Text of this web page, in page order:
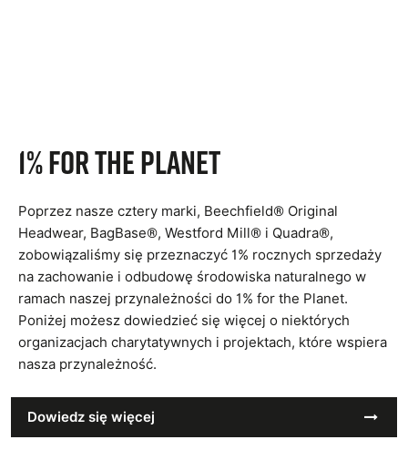
1% for the planet
Poprzez nasze cztery marki, Beechfield® Original
Headwear, BagBase®, Westford Mill® i Quadra®,
zobowiązaliśmy się przeznaczyć 1% rocznych sprzedaży
na zachowanie i odbudowę środowiska naturalnego w
ramach naszej przynależności do 1% for the Planet.
Poniżej możesz dowiedzieć się więcej o niektórych
organizacjach charytatywnych i projektach, które wspiera
nasza przynależność.
Dowiedz się więcej